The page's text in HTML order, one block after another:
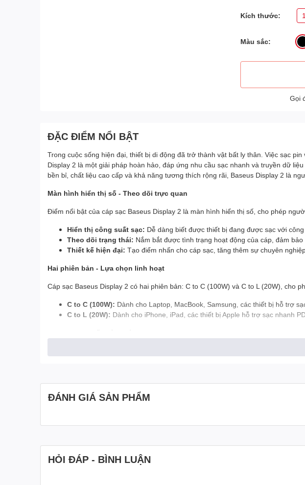
Kích thước:
Màu sắc:
Gọi
ĐẶC ĐIỂM NỔI BẬT
Trong cuộc sống hiện đại, thiết bị di động đã trở thành vật bất ly thân. Việc sạc
Display 2 là một giải pháp hoàn hảo, đáp ứng nhu cầu sạc nhanh và truyền dữ
bền bỉ, chất liệu cao cấp và khả năng tương thích rộng rãi, Baseus Display 2 là
Màn hình hiển thị số - Theo dõi trực quan
Điểm nổi bật của cáp sạc Baseus Display 2 là màn hình hiển thị số, cho phép
Hiển thị công suất sạc: Dễ dàng biết được thiết bị đang được sạc với công
Theo dõi trạng thái: Nắm bắt được tình trạng hoạt động của cáp, đảm bảo
Thiết kế hiện đại: Tạo điểm nhấn cho cáp sạc, tăng thêm sự chuyên
Hai phiên bản - Lựa chọn linh hoạt
Cáp sạc Baseus Display 2 có hai phiên bản: C to C (100W) và C to L (20W), cho
C to C (100W): Dành cho Laptop, MacBook, Samsung, các thiết bị hỗ trợ
C to L (20W): Dành cho iPhone, iPad, các thiết bị Apple hỗ trợ sạc nhanh
Sạc nhanh - Tiết kiệm thời gian
Cáp sạc Baseus Display 2 hỗ trợ công nghệ sạc nhanh, giúp người dùng tiết kiệm
Cáp sạc Baseus Display 2 không chỉ hỗ trợ sạc nhanh mà còn cho phép truyền
Truyền dữ liệu nhanh chóng:Sao chép, di chuyển dữ liệu giữa các thiết
Tiết kiệm thời gian:
Không cần chờ đợi lâu khi truyền tải dữ liệu.
ĐÁNH GIÁ SẢN PHẨM
HỎI ĐÁP - BÌNH LUẬN